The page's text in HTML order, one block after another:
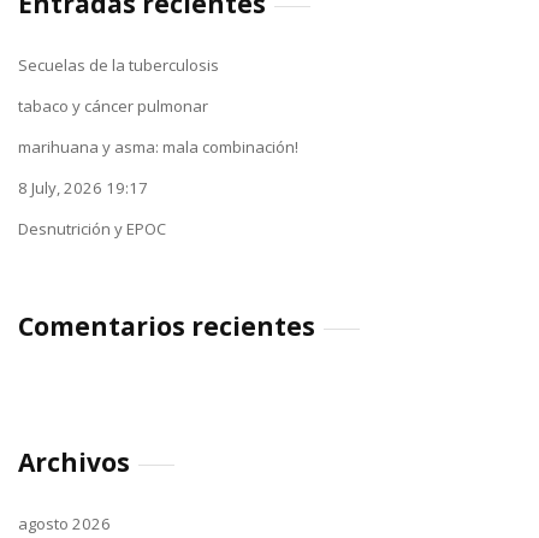
Secuelas de la tuberculosis
tabaco y cáncer pulmonar
marihuana y asma: mala combinación!
8 July, 2026 19:17
Desnutrición y EPOC
Comentarios recientes
Archivos
agosto 2026